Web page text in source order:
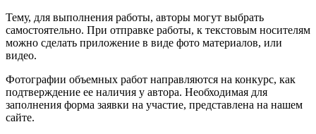
Тему, для выполнения работы, авторы могут выбрать
самостоятельно. При отправке работы, к текстовым носителям
можно сделать приложение в виде фото материалов, или
видео.
Фотографии объемных работ направляются на конкурс, как
подтверждение ее наличия у автора. Необходимая для
заполнения форма заявки на участие, представлена на нашем
сайте.